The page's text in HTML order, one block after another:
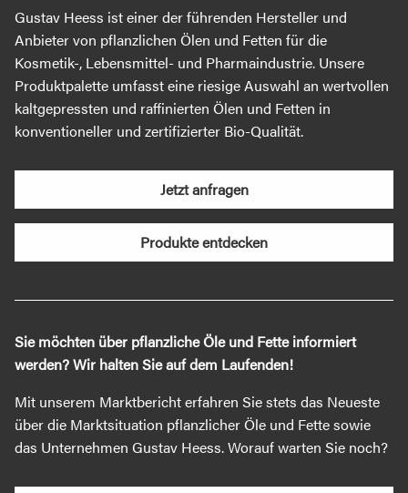
Gustav Heess ist einer der führenden Hersteller und
Anbieter von pflanzlichen Ölen und Fetten für die
Kosmetik-, Lebensmittel- und Pharmaindustrie. Unsere
Produktpalette umfasst eine riesige Auswahl an wertvollen
kaltgepressten und raffinierten Ölen und Fetten in
konventioneller und zertifizierter Bio-Qualität.
Jetzt anfragen
Produkte entdecken
Sie möchten über pflanzliche Öle und Fette informiert
werden? Wir halten Sie auf dem Laufenden!
Mit unserem Marktbericht erfahren Sie stets das Neueste
über die Marktsituation pflanzlicher Öle und Fette sowie
das Unternehmen Gustav Heess. Worauf warten Sie noch?